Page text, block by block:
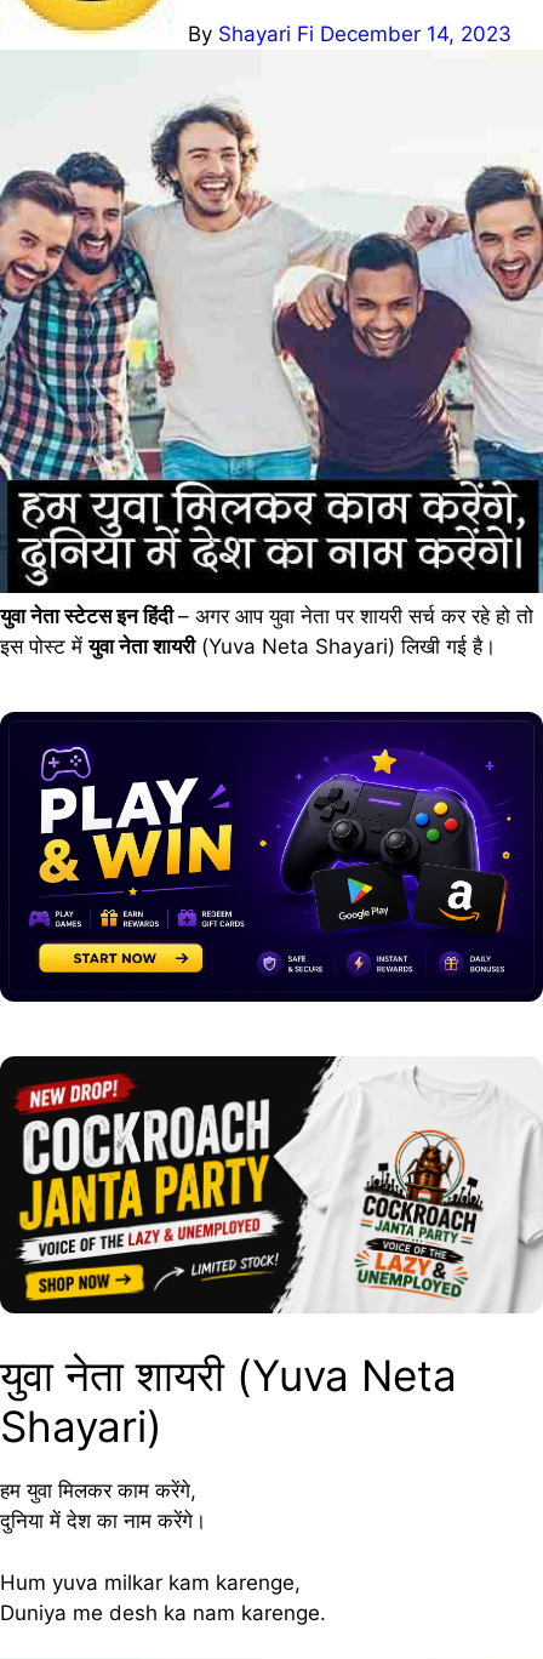
By Shayari Fi December 14, 2023
युवा नेता स्टेटस इन हिंदी– अगर आप युवा नेता पर शायरी सर्च कर रहे हो तो
इस पोस्ट मेंयुवा नेता शायरी(Yuva Neta Shayari) लिखी गई है।
युवा नेता शायरी (Yuva Neta
Shayari)
हम युवा मिलकर काम करेंगे,
दुनिया में देश का नाम करेंगे।
Hum yuva milkar kam karenge,
Duniya me desh ka nam karenge.